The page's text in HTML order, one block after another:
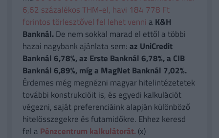
6,62 százalékos THM-el, havi 184 778 Ft
forintos törlesztővel fel lehet venni a K&H
Banknál.De nem sokkal marad el ettől a többi
hazai nagybank ajánlata sem:az UniCredit
Banknál 6,78%, az Erste Banknál 6,78%, a CIB
Banknál 6,89%, míg a MagNet Banknál 7,02%.
Érdemes még megnézni magyar hitelintézetetek
további konstrukcióit is, és egyedi kalkulációt
végezni, saját preferenciáink alapján különböző
hitelösszegekre és futamidőkre. Ehhez keresd
fel a Pénzcentrum kalkulátorát. (x)